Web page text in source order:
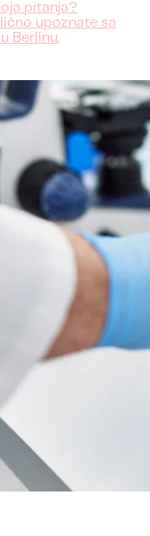
pitanja?
upoznate sa
Berlinu.